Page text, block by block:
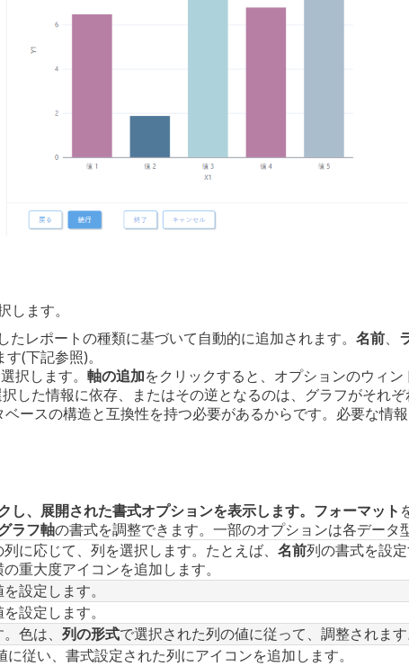
ます。
たレポートの種類に基づいて自動的に追加されます。 名前、
(下記参照)。
択します。 軸の追加をクリックすると、オプションのウィン
した情報に依存、またはその逆となるのは、グラフがそれ
ベースの構造と互換性を持つ必要があるからです。必要な情報
し、展開された書式オプションを表示します。フォーマット
ラフ軸の書式を調整できます。一部のオプションは各データ
に応じて、列を選択します。たとえば、 名前列の書式を設定
重大度アイコンを追加します。
設定します。
設定します。
色は、 列の形式で選択された列の値に従って、調整されます
に従い、書式設定された列にアイコンを追加します。